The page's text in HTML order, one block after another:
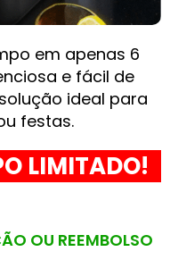
em apenas 6
e fácil de
ideal para
festas.
LIMITADO!
OU REEMBOLSO